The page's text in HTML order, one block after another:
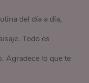
del día a día,
Todo es
Agradece lo que te